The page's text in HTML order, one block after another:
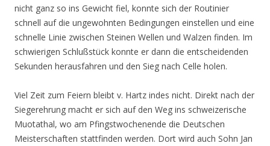
nicht ganz so ins Gewicht fiel, konnte sich der Routinier
schnell auf die ungewohnten Bedingungen einstellen und eine
schnelle Linie zwischen Steinen Wellen und Walzen finden. Im
schwierigen Schlußstück konnte er dann die entscheidenden
Sekunden herausfahren und den Sieg nach Celle holen.
Viel Zeit zum Feiern bleibt v. Hartz indes nicht. Direkt nach der
Siegerehrung macht er sich auf den Weg ins schweizerische
Muotathal, wo am Pfingstwochenende die Deutschen
Meisterschaften stattfinden werden. Dort wird auch Sohn Jan